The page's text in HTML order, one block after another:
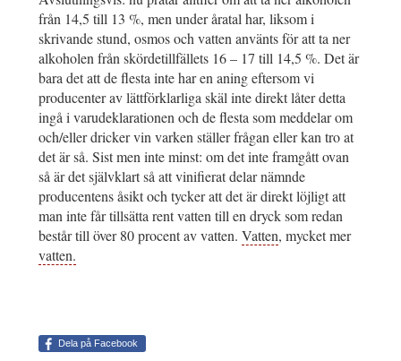
från 14,5 till 13 %, men under åratal har, liksom i
skrivande stund, osmos och vatten använts för att ta ner
alkoholen från skördetillfällets 16 – 17 till 14,5 %. Det är
bara det att de flesta inte har en aning eftersom vi
producenter av lättförklarliga skäl inte direkt låter detta
ingå i varudeklarationen och de flesta som meddelar om
och/eller dricker vin varken ställer frågan eller kan tro at
det är så. Sist men inte minst: om det inte framgått ovan
så är det självklart så att vinifierat delar nämnde
producentens åsikt och tycker att det är direkt löjligt att
man inte får tillsätta rent vatten till en dryck som redan
består till över 80 procent av vatten. Vatten, mycket mer
vatten.
Dela på Facebook